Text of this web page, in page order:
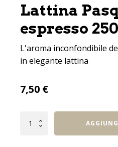
Lattina
espresso
L'aroma inconfondibile
in elegante lattina
7,50 €
Lattina
Pasqualini